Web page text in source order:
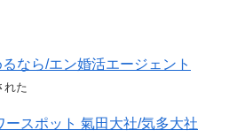
なら/エン婚活エージェント
れた
ースポット 氣田大社/気多大社